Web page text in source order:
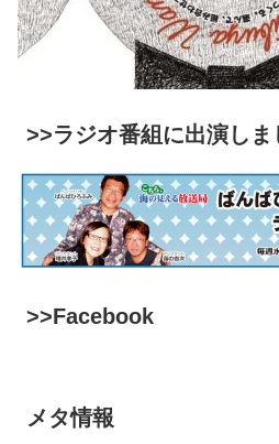
>>ラジオ番組に出演しま
>>Facebook
メタ情報